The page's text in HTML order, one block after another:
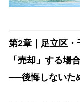
第2章｜足立区・
「売却」する場
──後悔しないた